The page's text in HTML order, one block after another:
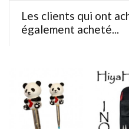
Les clients qui ont
également acheté...